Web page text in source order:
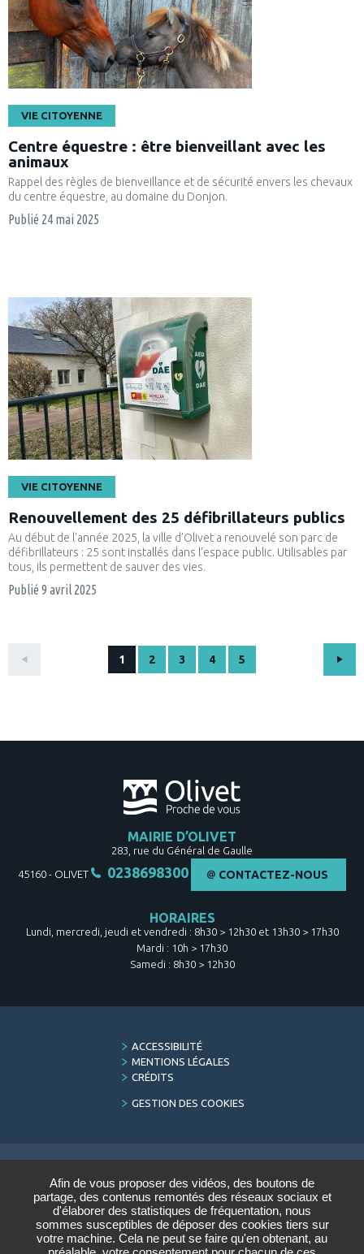
Afin de vous proposer des vidéos, des boutons de
partage, des contenus remontés des réseaux sociaux et
d'élaborer des statistiques de fréquentation, nous
sommes susceptibles de déposer des cookies tiers sur
votre machine. Cela ne peut se faire qu'en obtenant, au
VIE CITOYENNE
Centre équestre : être bienveillant avec les
animaux
Rappel des règles de bienveillance et de sécurité envers les chevaux
du centre équestre, au domaine du Donjon.
Publié 24 mai 2025
VIE CITOYENNE
Renouvellement des 25 défibrillateurs publics
Au début de l'année 2025, la ville d’Olivet a renouvelé son parc de
défibrillateurs : 25 sont installés dans l’espace public. Utilisables par
tous, ils permettent de sauver des vies.
Publié 9 avril 2025
1 2 3 4 5
MAIRIE D’OLIVET
283, rue du Général de Gaulle
45160 - OLIVET 0238698300 CONTACTEZ-NOUS
HORAIRES
Lundi, mercredi, jeudi et vendredi : 8h30 > 12h30 et 13h30 > 17h30
Mardi : 10h > 17h30
Samedi : 8h30 > 12h30
FOOTER
MENU
ACCESSIBILITÉ
MENTIONS LÉGALES
CRÉDITS
GESTION DES COOKIES
LETTRE D'INFORMATION
DU CONSERVATOIRE
Saisir votre adresse e-mail :